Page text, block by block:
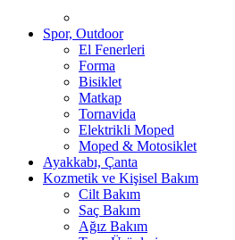
Spor, Outdoor
El Fenerleri
Forma
Bisiklet
Matkap
Tornavida
Elektrikli Moped
Moped & Motosiklet
Ayakkabı, Çanta
Kozmetik ve Kişisel Bakım
Cilt Bakım
Saç Bakım
Ağız Bakım